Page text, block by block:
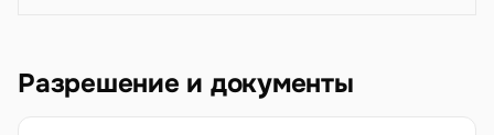
Разрешение и документы